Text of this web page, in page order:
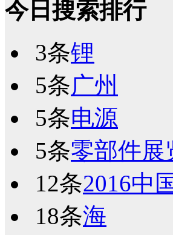
今日搜索排行
3条锂
5条广州
5条电源
5条零部件展
12条2016中
18条海